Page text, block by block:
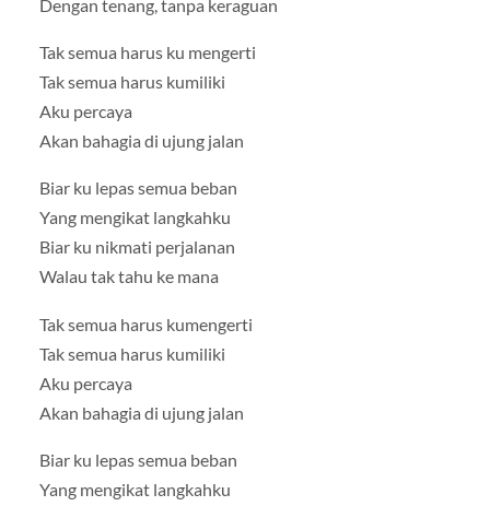
Dengan tenang, tanpa keraguan
Tak semua harus ku mengerti
Tak semua harus kumiliki
Aku percaya
Akan bahagia di ujung jalan
Biar ku lepas semua beban
Yang mengikat langkahku
Biar ku nikmati perjalanan
Walau tak tahu ke mana
Tak semua harus kumengerti
Tak semua harus kumiliki
Aku percaya
Akan bahagia di ujung jalan
Biar ku lepas semua beban
Yang mengikat langkahku